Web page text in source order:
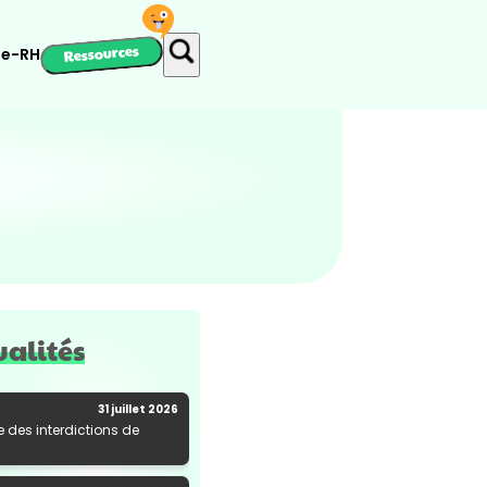
RH Ressources
31 juillet 2026
des interdictions de